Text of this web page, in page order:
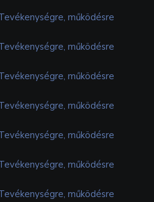
működésre
működésre
működésre
működésre
működésre
működésre
működésre